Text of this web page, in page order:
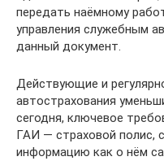
передать наёмному
управления служебным
данный документ.
Действующие и
автострахования
сегодня, ключевое
ГАИ — страховой полис,
информацию как о нём